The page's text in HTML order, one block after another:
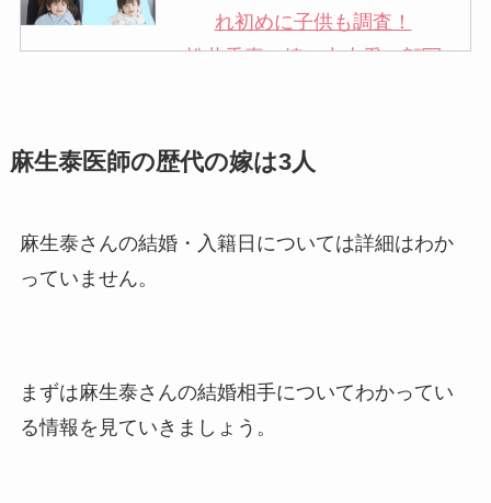
れ初めに子供も調査！
松井秀喜の嫁・中山愛の顔写
申真衣の旦那・工藤けんの現
子供も調査！
顔画像！元嫁との離婚理由や
息子も調査！
麻生泰医師の歴代の嫁は3人
麻生泰さんの結婚・入籍日については詳細はわか
っていません。
まずは麻生泰さんの結婚相手についてわかってい
る情報を見ていきましょう。